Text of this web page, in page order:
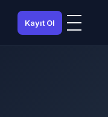
Kayıt Ol